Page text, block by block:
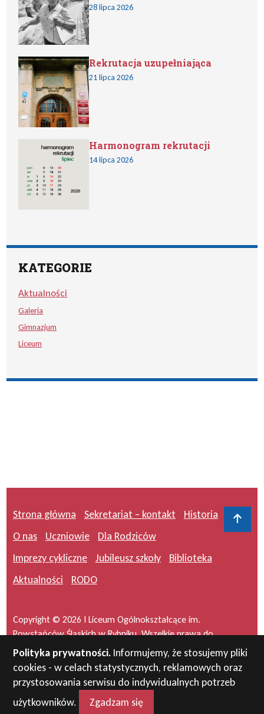
28 lipca 2026
Rekrutacja uzupełniająca
21 lipca 2026
Harmonogram rekrutacji
14 lipca 2026
KATEGORIE
Aktualności
Galeria
Gimnazjum
Liceum
Polityka prywatności. Informujemy, że stosujemy pliki
cookies - w celach statystycznych, reklamowych oraz
przystosowania serwisu do indywidualnych potrzeb
użytkowników.
Zgadzam się
Strona główna Sekretariat – kontakt
Historia
O nas
Uczniowie
Dla Rodziców
Imprezy cykliczne
Jubileusz szkoły
Biblioteka
Aktualności
RODO
Copyright © 2026 I Liceum Ogólnokształcące im.
Powstańców Śląskich w Rybniku. Wszelkie prawa do
serwisu zastrzeżone.
Projekt i wykonanie: masideas.pl
Do